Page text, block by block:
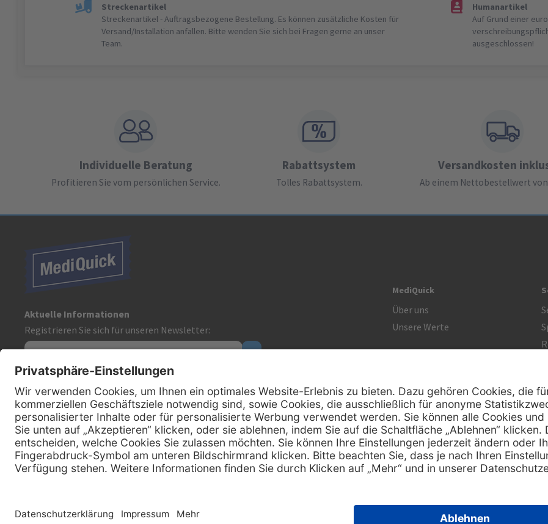
Streckenartikel
Streckenartikel - Auftragsbezogene Bestellung. Es können zusätzliche Kosten für
Versand/Installation anfallen. Bitte wenden Sie sich bei Fragen gerne an unser
Team.
Humanartikel
Auf Grund einer
ausgeschlossen!
Individuelle Beratung
Profitieren Sie vom persönlichen Service.
Rabattsystem
Tolles Rabattsystem.
Versandkosten
Ab einem Nettobestellwert von
Aktuelle Informationen
Registrieren Sie sich für unseren Newsletter:
Kontakt
MediQuick Arzt- und Krankenhausbedarfshandel GmbH
Hans-Wunderlich-Straße 7
D-49078 Osnabrück
Telefon:0800 - 633 43 66
MediQuick
Über uns
Unsere Werte